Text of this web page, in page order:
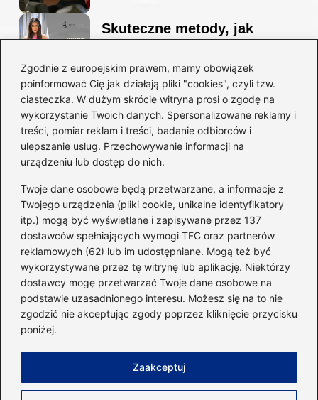
Zgodnie z europejskim prawem, mamy obowiązek
poinformować Cię jak działają pliki "cookies", czyli tzw.
ciasteczka. W dużym skrócie witryna prosi o zgodę na
wykorzystanie Twoich danych. Spersonalizowane reklamy i
treści, pomiar reklam i treści, badanie odbiorców i
ulepszanie usług. Przechowywanie informacji na
urządzeniu lub dostęp do nich.
Twoje dane osobowe będą przetwarzane, a informacje z
Twojego urządzenia (pliki cookie, unikalne identyfikatory
itp.) mogą być wyświetlane i zapisywane przez 137
dostawców spełniających wymogi TFC oraz partnerów
reklamowych (62) lub im udostępniane. Mogą też być
wykorzystywane przez tę witrynę lub aplikację. Niektórzy
dostawcy mogę przetwarzać Twoje dane osobowe na
podstawie uzasadnionego interesu. Możesz się na to nie
zgodzić nie akceptując zgody poprzez kliknięcie przycisku
poniżej.
Zaakceptuj
Skuteczne metody, jak
sylwetkę w zaledwie 90 dni
Idealny garnitur: jak dobrać
go do swojej sylwetki?
Kategorie
Dieta i kalorie(221)
Fitness(236)
Siłownia(101)
Sport(60)
Sprzęt i akcesoria(25)
Suplementy(38)